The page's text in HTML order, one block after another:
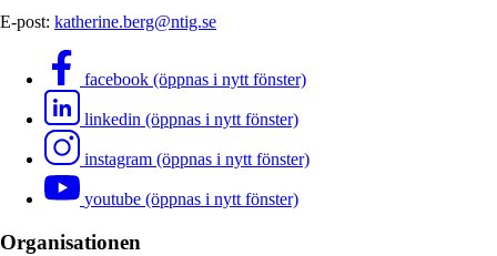
E-post: katherine.berg@ntig.se
facebook (öppnas i nytt fönster)
linkedin (öppnas i nytt fönster)
instagram (öppnas i nytt fönster)
youtube (öppnas i nytt fönster)
Organisationen